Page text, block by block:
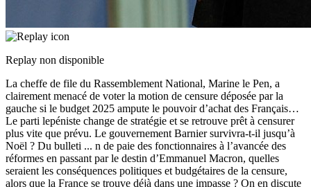
Replay non disponible
La cheffe de file du Rassemblement National, Marine le Pen, a
clairement menacé de voter la motion de censure déposée par la
gauche si le budget 2025 ampute le pouvoir d’achat des Français…
Le parti lepéniste change de stratégie et se retrouve prêt à censurer
plus vite que prévu. Le gouvernement Barnier survivra-t-il jusqu’à
Noël ? Du bulleti ... n de paie des fonctionnaires à l’avancée des
réformes en passant par le destin d’Emmanuel Macron, quelles
seraient les conséquences politiques et budgétaires de la censure,
alors que la France se trouve déjà dans une impasse ? On en discute